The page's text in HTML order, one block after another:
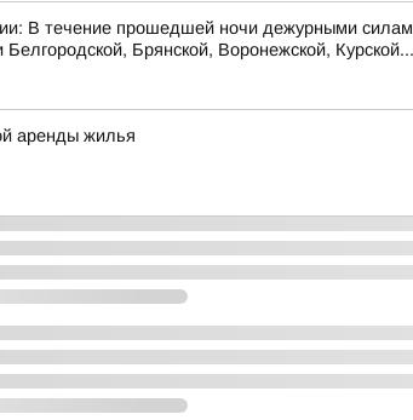
В течение прошедшей ночи дежурными
Белгородской, Брянской, Воронежской, Курской...
аренды жилья